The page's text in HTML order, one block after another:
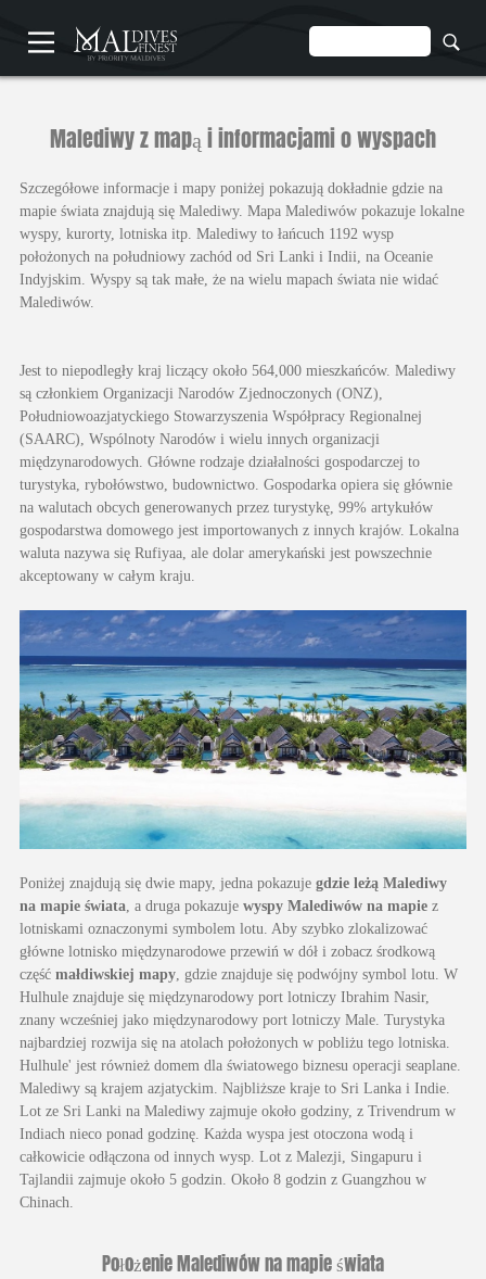
Malediwy z mapą i informacjami o wyspach
Szczegółowe informacje i mapy poniżej pokazują dokładnie gdzie na
mapie świata znajdują się Malediwy. Mapa Malediwów pokazuje lokalne
wyspy, kurorty, lotniska itp. Malediwy to łańcuch 1192 wysp
położonych na południowy zachód od Sri Lanki i Indii, na Oceanie
Indyjskim. Wyspy są tak małe, że na wielu mapach świata nie widać
Malediwów.
Jest to niepodległy kraj liczący około 564,000 mieszkańców. Malediwy
są członkiem Organizacji Narodów Zjednoczonych (ONZ),
Południowoazjatyckiego Stowarzyszenia Współpracy Regionalnej
(SAARC), Wspólnoty Narodów i wielu innych organizacji
międzynarodowych. Główne rodzaje działalności gospodarczej to
turystyka, rybołówstwo, budownictwo. Gospodarka opiera się głównie
na walutach obcych generowanych przez turystykę, 99% artykułów
gospodarstwa domowego jest importowanych z innych krajów. Lokalna
waluta nazywa się Rufiyaa, ale dolar amerykański jest powszechnie
akceptowany w całym kraju.
Poniżej znajdują się dwie mapy, jedna pokazuje gdzie leżą Malediwy
na mapie świata, a druga pokazuje wyspy Malediwów na mapiez
lotniskami oznaczonymi symbolem lotu. Aby szybko zlokalizować
główne lotnisko międzynarodowe przewiń w dół i zobacz środkową
część małdiwskiej mapy, gdzie znajduje się podwójny symbol lotu. W
Hulhule znajduje się międzynarodowy port lotniczy Ibrahim Nasir,
znany wcześniej jako międzynarodowy port lotniczy Male. Turystyka
najbardziej rozwija się na atolach położonych w pobliżu tego lotniska.
Hulhule' jest również domem dla światowego biznesu operacji seaplane.
Malediwy są krajem azjatyckim. Najbliższe kraje to Sri Lanka i Indie.
Lot ze Sri Lanki na Malediwy zajmuje około godziny, z Trivendrum w
Indiach nieco ponad godzinę. Każda wyspa jest otoczona wodą i
całkowicie odłączona od innych wysp. Lot z Malezji, Singapuru i
Tajlandii zajmuje około 5 godzin. Około 8 godzin z Guangzhou w
Chinach.
Położenie Malediwów na mapie świata